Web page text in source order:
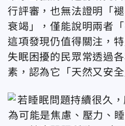
行評審，也無法證明「
衰竭」，僅能說明兩者
這項發現仍值得關注，
失眠困擾的民眾常透過
素，認為它「天然又安全